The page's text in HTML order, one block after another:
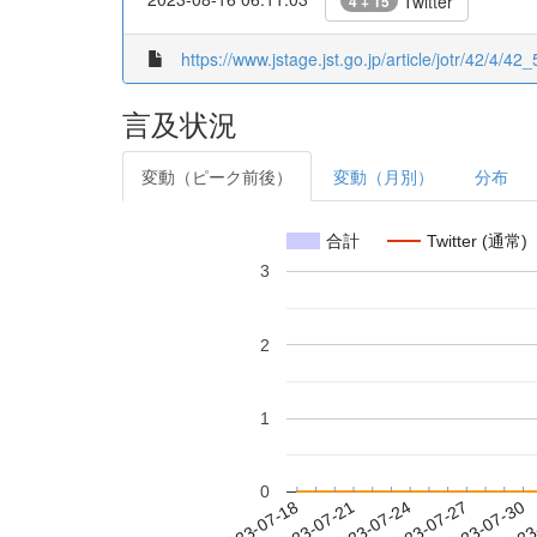
https://www.jstage.jst.go.jp/article/jotr/42/4/
言及状況
変動（ピーク前後） 変動（月別） 分布
合計 Twitter (通常)
0
1
2
3